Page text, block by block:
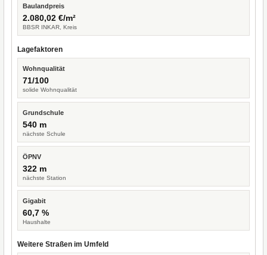
Baulandpreis
2.080,02 €/m²
BBSR INKAR, Kreis
Lagefaktoren
Wohnqualität
71/100
solide Wohnqualität
Grundschule
540 m
nächste Schule
ÖPNV
322 m
nächste Station
Gigabit
60,7 %
Haushalte
Weitere Straßen im Umfeld